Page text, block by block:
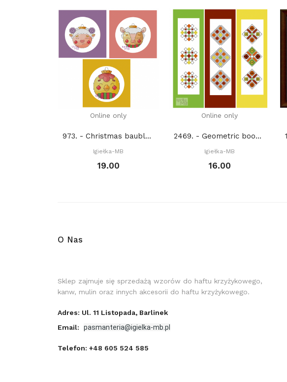
Online only
973. - Christmas baubles 4. (PDF)
Igiełka-MB
19.00
Online only
2469. - Geometric bookmarks (PDF)
Igiełka-MB
16.00
O Nas
Sklep zajmuje się sprzedażą wzorów do haftu krzyżykowego,
kanw, mulin oraz innych akcesorii do haftu krzyżykowego.
Adres: Ul. 11 Listopada, Barlinek
Email:
pasmanteria@igielka-mb.pl
Telefon: +48 605 524 585